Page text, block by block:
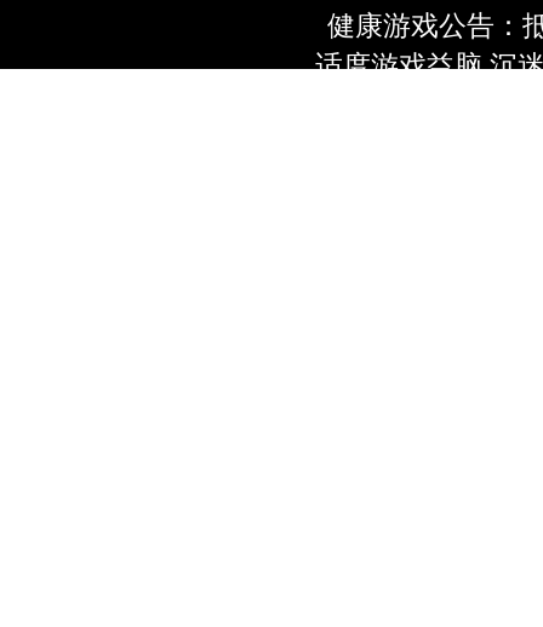
健康游戏公告：
适度游戏益脑 沉